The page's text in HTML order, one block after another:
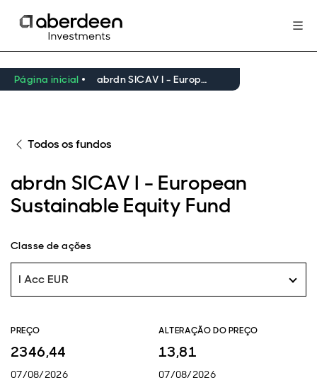
Página inicial abrdn SICAV I - European Sustainable Equity Fund
Todos os fundos
abrdn SICAV I - European
Sustainable Equity Fund
Classe de ações
I Acc EUR
PREÇO
2346,44
07/08/2026
ALTERAÇÃO DO PREÇO
13,81
07/08/2026